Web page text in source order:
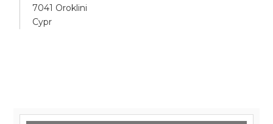
7041 Oroklini
Cypr